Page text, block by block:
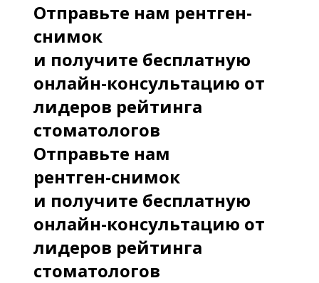
Отправьте нам рентген-
снимок
и получите бесплатную
онлайн-консультацию от
лидеров рейтинга
стоматологов
Отправьте нам
рентген-снимок
и получите бесплатную
онлайн-консультацию от
лидеров рейтинга
стоматологов